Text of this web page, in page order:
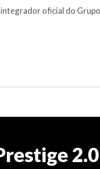
oficial do